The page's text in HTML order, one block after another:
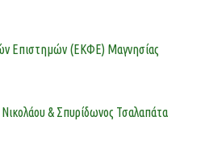
Επιστημών (ΕΚΦΕ) Μαγνησίας
& Σπυρίδωνος Τσαλαπάτα